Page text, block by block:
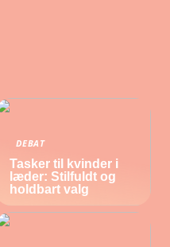
DEBAT
Tasker til kvinder i
læder: Stilfuldt og
holdbart valg